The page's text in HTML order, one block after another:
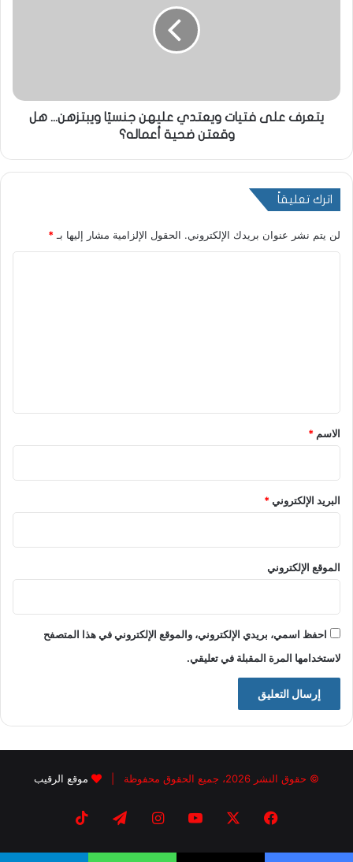
يتعرف على فتيات ويعتدي عليهن جنسيًا ويبتزهن... هل
وقعتن ضحية أعماله؟
اترك تعليقاً
لن يتم نشر عنوان بريدك الإلكتروني. الحقول الإلزامية مشار إليها بـ*
*
الاسم *
البريد الإلكتروني*
الموقع الإلكتروني
احفظ اسمي، بريدي الإلكتروني، والموقع الإلكتروني في هذا المتصفح
لاستخدامها المرة المقبلة في تعليقي.
© حقوق النشر 2026، جميع الحقوق محفوظة | موقع الرقيب
فيسبوك يوتيوبانستقرامتيلقرام